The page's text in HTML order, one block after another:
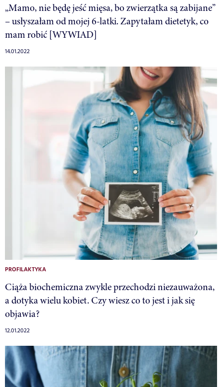
„Mamo, nie będę jeść mięsa, bo zwierzątka są zabijane”
– usłyszałam od mojej 6-latki. Zapytałam dietetyk, co
mam robić [WYWIAD]
14.01.2022
PROFILAKTYKA
Ciąża biochemiczna zwykle przechodzi niezauważona,
a dotyka wielu kobiet. Czy wiesz co to jest i jak się
objawia?
12.01.2022